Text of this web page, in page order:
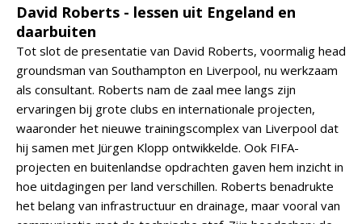
David Roberts - lessen uit Engeland en
daarbuiten
Tot slot de presentatie van David Roberts, voormalig head
groundsman van Southampton en Liverpool, nu werkzaam
als consultant. Roberts nam de zaal mee langs zijn
ervaringen bij grote clubs en internationale projecten,
waaronder het nieuwe trainingscomplex van Liverpool dat
hij samen met Jürgen Klopp ontwikkelde. Ook FIFA-
projecten en buitenlandse opdrachten gaven hem inzicht in
hoe uitdagingen per land verschillen. Roberts benadrukte
het belang van infrastructuur en drainage, maar vooral van